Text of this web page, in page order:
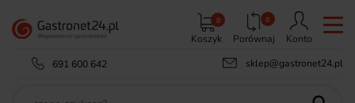
Koszyk
0 0
Porównaj
Konto
691 600 642
sklep@gastronet24.pl